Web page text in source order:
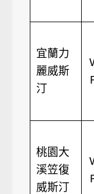
宜蘭力
麗威斯
汀
桃園大
溪笠復
威斯汀